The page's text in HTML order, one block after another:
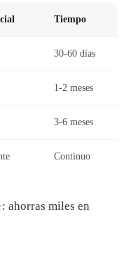
Tiempo
30-60 días
1-2 meses
3-6 meses
Continuo
ahorras miles en